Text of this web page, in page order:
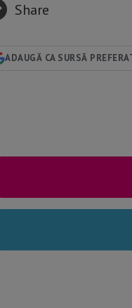
Share
ADAUGĂ CA SURSĂ